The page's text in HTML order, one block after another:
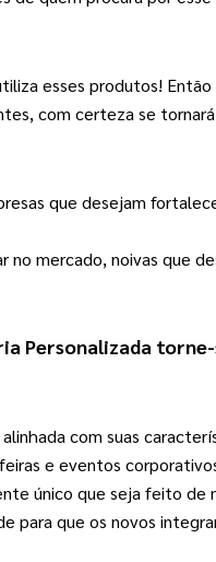
esses produtos! Então
com certeza se
que desejam
mercado, noivas que
Personalizada
com suas
e eventos
único que seja feito de
para que os novos